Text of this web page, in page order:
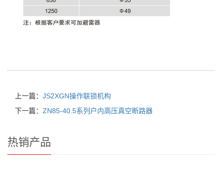
上一篇： JS2XGN操作联锁机构
下一篇： ZN85-40.5系列户内高压真空断路器
热销产品